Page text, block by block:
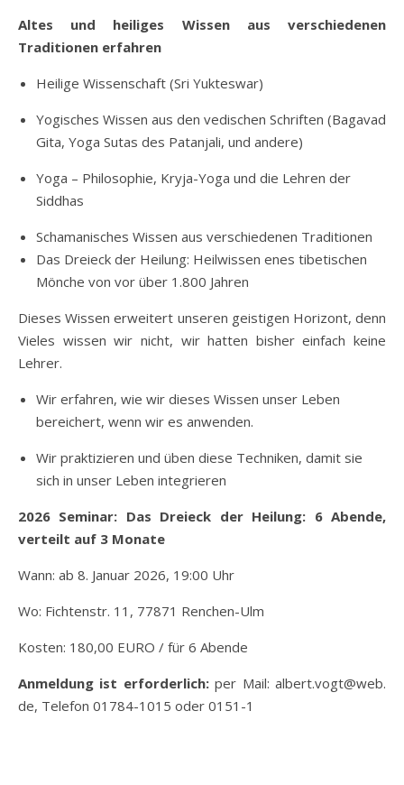
Altes und heiliges Wissen aus verschiedenen
Traditionen erfahren
Heilige Wissenschaft (Sri Yukteswar)
Yogisches Wissen aus den vedischen Schriften (Bagavad
Gita, Yoga Sutas des Patanjali, und andere)
Yoga – Philosophie, Kryja-Yoga und die Lehren der
Siddhas
Schamanisches Wissen aus verschiedenen Traditionen
Das Dreieck der Heilung: Heilwissen enes tibetischen
Mönche von vor über 1.800 Jahren
Dieses Wissen erweitert unseren geistigen Horizont, denn
Vieles wissen wir nicht, wir hatten bisher einfach keine
Lehrer.
Wir erfahren, wie wir dieses Wissen unser Leben
bereichert, wenn wir es anwenden.
Wir praktizieren und üben diese Techniken, damit sie
sich in unser Leben integrieren
2026 Seminar: Das Dreieck der Heilung: 6 Abende,
verteilt auf 3 Monate
Wann: ab 8. Januar 2026, 19:00 Uhr
Wo: Fichtenstr. 11, 77871 Renchen-Ulm
Kosten: 180,00 EURO / für 6 Abende
Anmeldung ist erforderlich:per Mail: albert.vogt@web.
de, Telefon 01784-1015 oder 0151-1